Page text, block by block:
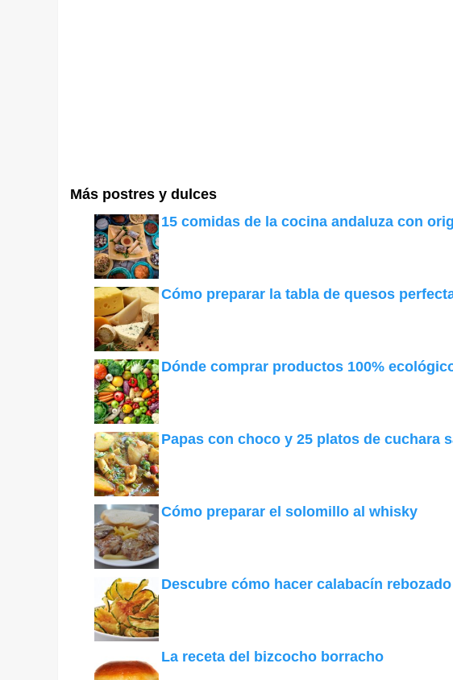
Más postres y dulces
15 comidas de la cocina andaluza con
Cómo preparar la tabla de quesos
Dónde comprar productos 100%
Papas con choco y 25 platos de cuchara
Cómo preparar el solomillo al whisky
Descubre cómo hacer calabacín
La receta del bizcocho borracho